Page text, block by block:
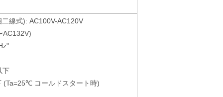
線式): AC100V-AC120V
AC132V)
下
(Ta=25℃ コールドスタート時)